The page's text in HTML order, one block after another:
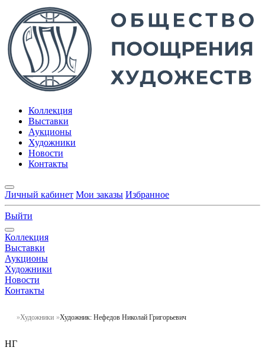
Коллекция
Выставки
Аукционы
Художники
Новости
Контакты
Личный кабинет Мои заказы Избранное
Выйти
Коллекция
Выставки
Аукционы
Художники
Новости
Контакты
Художники Художник: Нефедов Николай Григорьевич
НГ